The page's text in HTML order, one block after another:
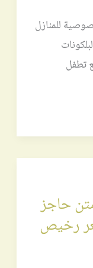
للمنازل
تطفل
حاجز
رخيص